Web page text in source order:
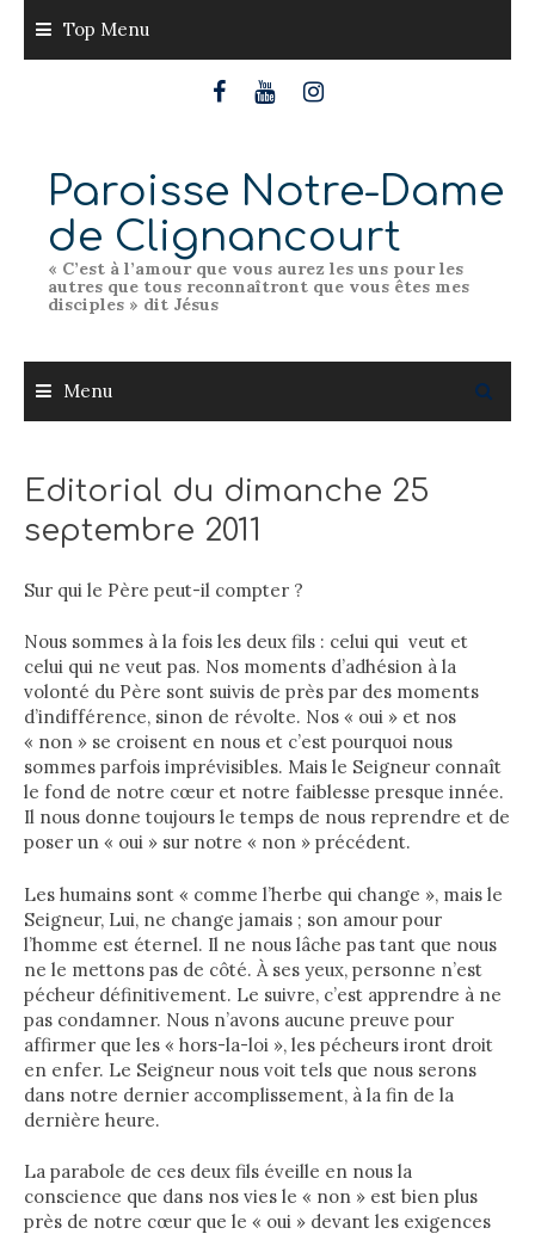
content
Top Menu
Paroisse Notre-Dame
de Clignancourt
« C’est à l’amour que vous aurez les uns pour les
autres que tous reconnaîtront que vous êtes mes
disciples » dit Jésus
Menu
Editorial du dimanche 25
septembre 2011
Sur qui le Père peut-il compter ?
Nous sommes à la fois les deux fils : celui qui veut et
celui qui ne veut pas. Nos moments d’adhésion à la
volonté du Père sont suivis de près par des moments
d’indifférence, sinon de révolte. Nos « oui » et nos
« non » se croisent en nous et c’est pourquoi nous
sommes parfois imprévisibles. Mais le Seigneur connaît
le fond de notre cœur et notre faiblesse presque innée.
Il nous donne toujours le temps de nous reprendre et de
poser un « oui » sur notre « non » précédent.
Les humains sont « comme l’herbe qui change », mais le
Seigneur, Lui, ne change jamais ; son amour pour
l’homme est éternel. Il ne nous lâche pas tant que nous
ne le mettons pas de côté. À ses yeux, personne n’est
pécheur définitivement. Le suivre, c’est apprendre à ne
pas condamner. Nous n’avons aucune preuve pour
affirmer que les « hors-la-loi », les pécheurs iront droit
en enfer. Le Seigneur nous voit tels que nous serons
dans notre dernier accomplissement, à la fin de la
dernière heure.
La parabole de ces deux fils éveille en nous la
conscience que dans nos vies le « non » est bien plus
près de notre cœur que le « oui » devant les exigences